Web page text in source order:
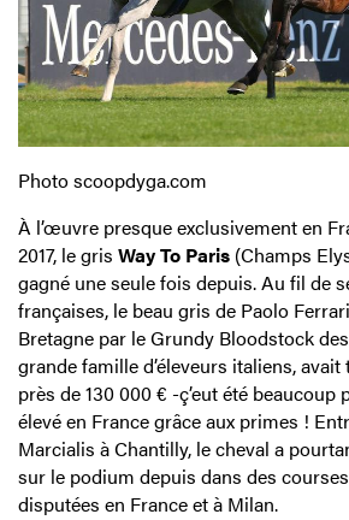
Photo scoopdyga.com
À l’œuvre presque exclusivement en
2017, le gris Way To Paris (Champs
gagné une seule fois depuis. Au fil de
françaises, le beau gris de Paolo
Bretagne par le Grundy Bloodstock
grande famille d’éleveurs italiens,
près de 130 000 € -ç’eut été beaucoup
élevé en France grâce aux primes !
Marcialis à Chantilly, le cheval a
sur le podium depuis dans des
disputées en France et à Milan.